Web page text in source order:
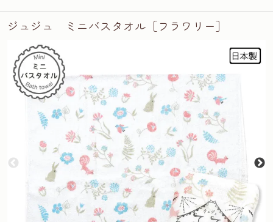
ジュジュ ミニバスタオル［フラワリー］